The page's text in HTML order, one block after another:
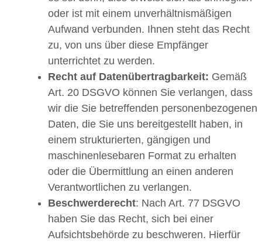
oder ist mit einem unverhältnismäßigen
Aufwand verbunden. Ihnen steht das Recht
zu, von uns über diese Empfänger
unterrichtet zu werden.
Recht auf Datenübertragbarkeit: Gemäß
Art. 20 DSGVO können Sie verlangen, dass
wir die Sie betreffenden personenbezogenen
Daten, die Sie uns bereitgestellt haben, in
einem strukturierten, gängigen und
maschinenlesebaren Format zu erhalten
oder die Übermittlung an einen anderen
Verantwortlichen zu verlangen.
Beschwerderecht: Nach Art. 77 DSGVO
haben Sie das Recht, sich bei einer
Aufsichtsbehörde zu beschweren. Hierfür